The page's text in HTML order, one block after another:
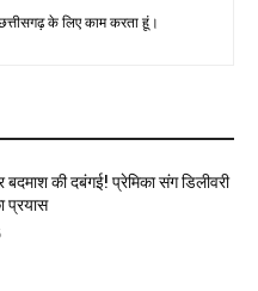
के लिए काम करता हूं।
बदमाश की दबंगई! प्रेमिका संग डिलीवरी
प्रयास